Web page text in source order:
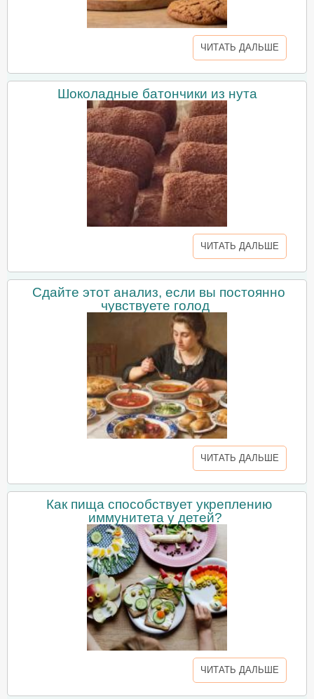
ЧИТАТЬ ДАЛЬШЕ
Шоколадные батончики из нута
ЧИТАТЬ ДАЛЬШЕ
Сдайте этот анализ, если вы постоянно
чувствуете голод
ЧИТАТЬ ДАЛЬШЕ
Как пища способствует укреплению
иммунитета у детей?
ЧИТАТЬ ДАЛЬШЕ